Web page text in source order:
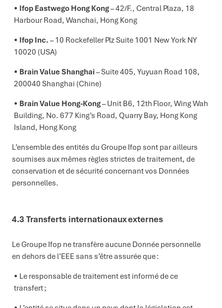
Ifop Eastwego Hong Kong– 42/F., Central Plaza, 18
Harbour Road, Wanchai, Hong Kong
Ifop Inc. – 10 Rockefeller Plz Suite 1001 New York NY
10020 (USA)
Brain Value Shanghai–Suite 405, Yuyuan Road 108,
200040 Shanghai (Chine)
Brain Value Hong-Kong–Unit B6, 12th Floor, Wing Wah
Building, No. 677 King’s Road, Quarry Bay, Hong Kong
Island, Hong Kong
L’ensemble des entités du Groupe Ifop sont par ailleurs
soumises aux mêmes règles strictes de traitement, de
conservation et de sécurité concernant vos Données
personnelles.
4.3 Transferts internationaux externes
Le Groupe Ifop ne transfère aucune Donnée personnelle
en dehors de l’EEE sans s’être assurée que :
Le responsable de traitement est informé de ce
transfert ;